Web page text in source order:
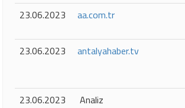
23.06.2023
aa.com.tr
23.06.2023
antalyahaber.tv
23.06.2023
Analiz